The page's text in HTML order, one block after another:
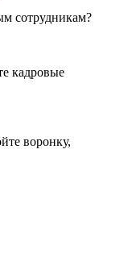
сотрудникам?
кадровые
воронку,